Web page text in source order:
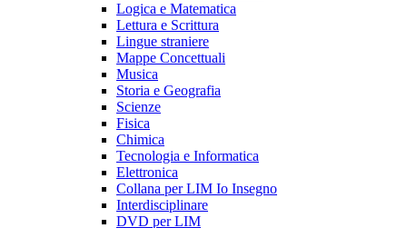
Logica e Matematica
Lettura e Scrittura
Lingue straniere
Mappe Concettuali
Musica
Storia e Geografia
Scienze
Fisica
Chimica
Tecnologia e Informatica
Elettronica
Collana per LIM Io Insegno
Interdisciplinare
DVD per LIM